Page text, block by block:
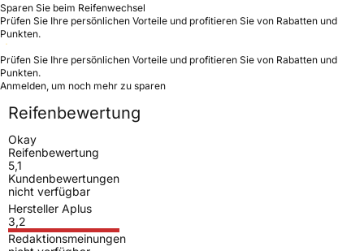
Sparen Sie beim Reifenwechsel
Prüfen Sie Ihre persönlichen Vorteile und profitieren Sie von Rabatten und
Punkten.
Prüfen Sie Ihre persönlichen Vorteile und profitieren Sie von Rabatten und
Punkten.
Anmelden, um noch mehr zu sparen
Reifenbewertung
Okay
Reifenbewertung
5,1
Kundenbewertungen
nicht verfügbar
Hersteller Aplus
3,2
Redaktionsmeinungen